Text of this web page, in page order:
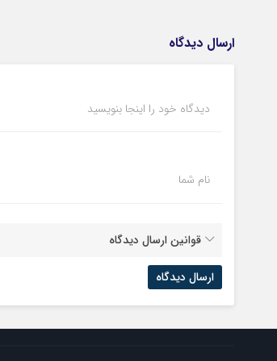
ارسال دیدگاه
دیدگاه خود را اینجا بنویسید
نام شما
قوانین ارسال دیدگاه